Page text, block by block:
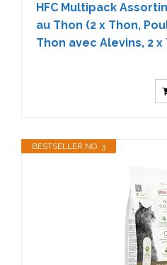
HFC Multipack
au Thon (2 x Thon,
Thon avec Alevins, 2
BESTSELLER NO. 3